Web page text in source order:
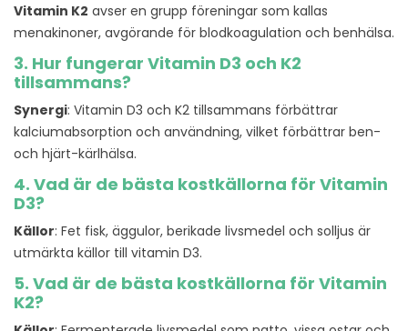
Vitamin K2 avser en grupp föreningar som kallas
menakinoner, avgörande för blodkoagulation och benhälsa.
3. Hur fungerar Vitamin D3 och K2
tillsammans?
Synergi: Vitamin D3 och K2 tillsammans förbättrar
kalciumabsorption och användning, vilket förbättrar ben-
och hjärt-kärlhälsa.
4. Vad är de bästa kostkällorna för Vitamin
D3?
Källor: Fet fisk, äggulor, berikade livsmedel och solljus är
utmärkta källor till vitamin D3.
5. Vad är de bästa kostkällorna för Vitamin
K2?